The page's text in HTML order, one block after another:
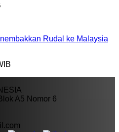
Rudal ke Malaysia
A5 Nomor 6